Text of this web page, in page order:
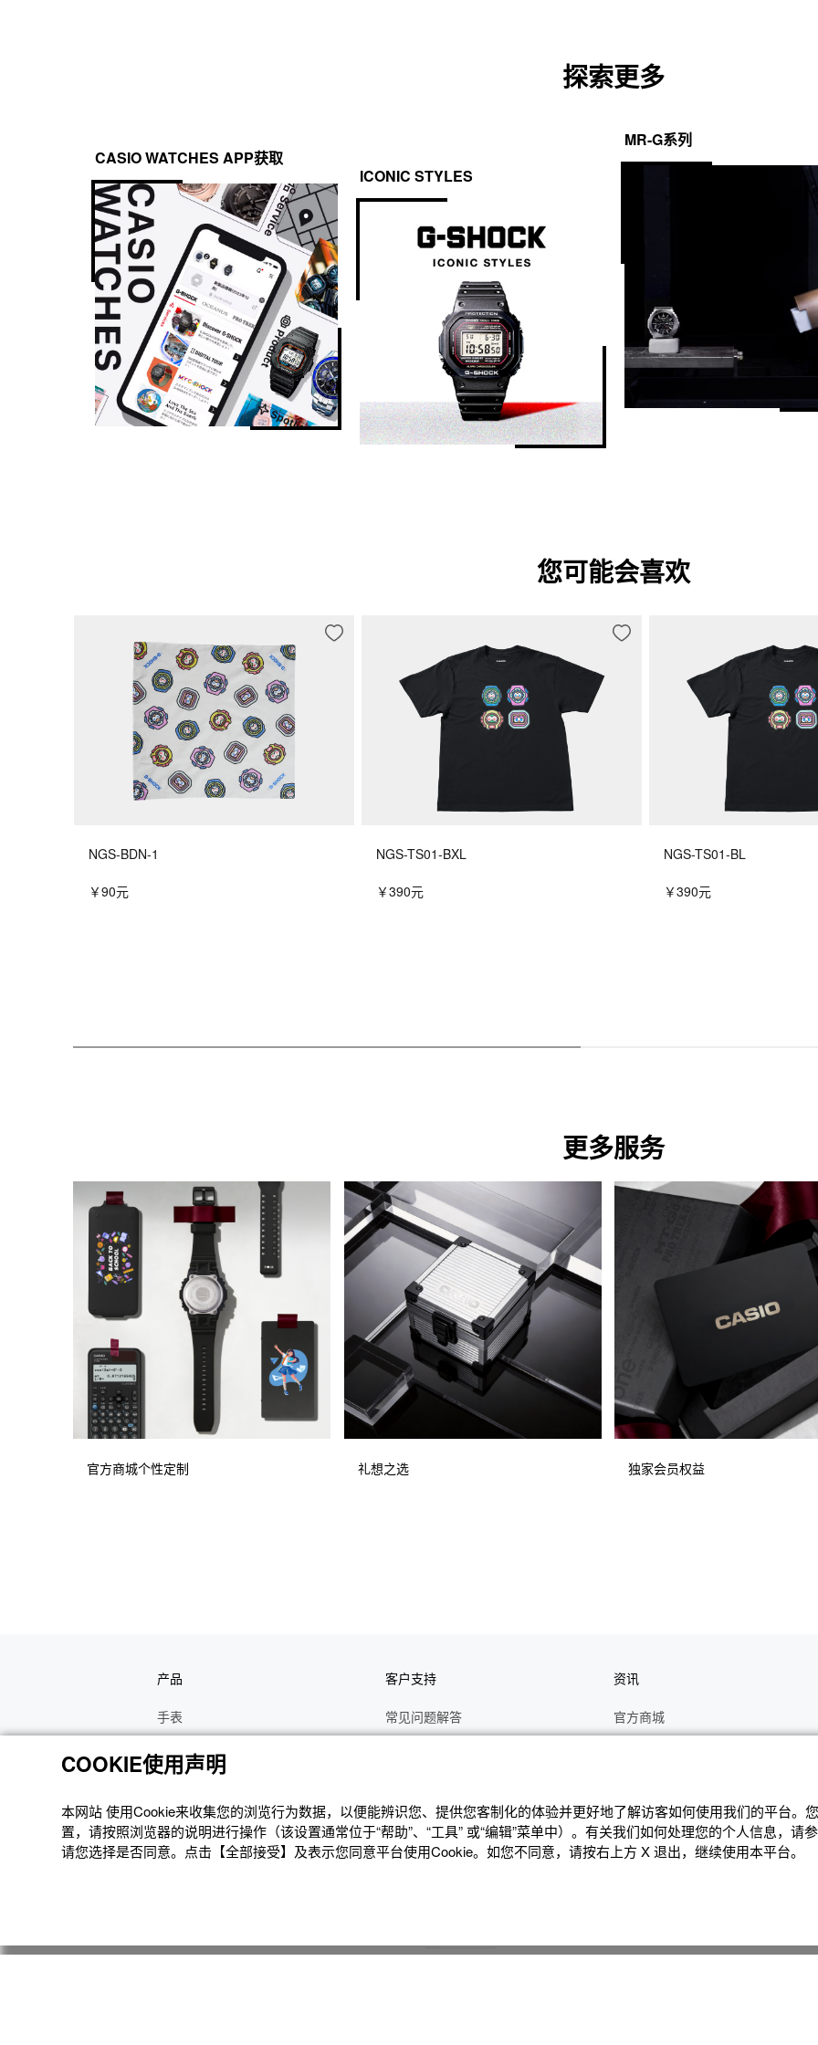
探索更多
CASIO WATCHES APP获取
ICONIC STYLES
MR-G系列
您可能会喜欢
NGS-BDN-1
￥90元
NGS-TS01-BXL
￥390元
NGS-TS01-BL
￥390元
更多服务
官方商城个性定制 礼想之选 独家会员权益
产品
手表
函数计算器
办公计算器
电子辞典
客户支持
常见问题解答
维修
修理状态查询
资讯
官方商城
最新资讯
公告
COOKIE使用声明
本网站 使⽤Cookie来收集您的浏览⾏为数据，以便能辨识您、提供您客制化的体验并更好地了解访客如何使⽤我们的平台。
置，请按照浏览器的说明进⾏操作（该设置通常位于“帮助”、“⼯具” 或“编辑”菜单中）。有关我们如何处理您的个⼈信息，请
请您选择是否同意。点击【全部接受】及表示您同意平台使用Cookie。如您不同意，请按右上⽅ X 退出，继续使⽤本平台。